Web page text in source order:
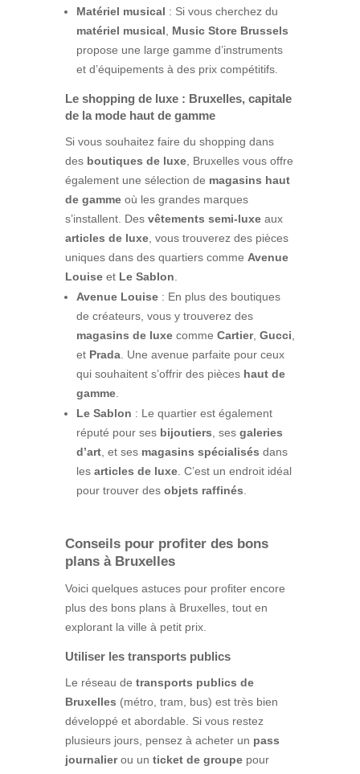
Matériel musical : Si vous cherchez du
matériel musical
Music Store Brussels
propose une large gamme d’instruments
et d’équipements à des prix compétitifs.
Le shopping de luxe : Bruxelles, capitale
de la mode haut de gamme
Si vous souhaitez faire du shopping dans
des boutiques de luxe, Bruxelles vous offre
également une sélection de magasins haut
de gammeoù les grandes marques
s’installent. Des vêtements semi-luxeaux
articles de luxe, vous trouverez des pièces
uniques dans des quartiers comme Avenue
Louiseet Le Sablon
Avenue Louise: En plus des boutiques
de créateurs, vous y trouverez des
magasins de luxecomme Cartier, Gucci
et Prada. Une avenue parfaite pour ceux
qui souhaitent s’offrir des pièces haut de
gamme.
Le Sablon : Le quartier est également
réputé pour ses bijoutiers , ses galeries
d’art, et ses magasins spécialisés dans
les articles de luxe. C’est un endroit idéal
pour trouver des objets raffinés
Conseils pour profiter des bons
plans à Bruxelles
Voici quelques astuces pour profiter encore
plus des bons plans à Bruxelles, tout en
explorant la ville à petit prix.
Utiliser les transports publics
Le réseau de transports publics de
Bruxelles (métro, tram, bus) est très bien
développé et abordable. Si vous restez
plusieurs jours, pensez à acheter un pass
journalierou un ticket de groupepour